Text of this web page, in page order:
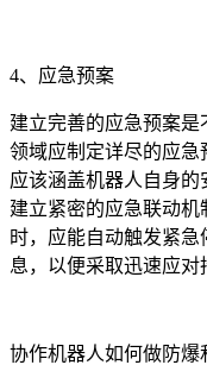
4、应急预案
建立完善的应急预案
领域应制定详尽的应
应该涵盖机器人自身
建立紧密的应急联动
时，应能自动触发紧
息，以便采取迅速应对
协作机器人如何做防